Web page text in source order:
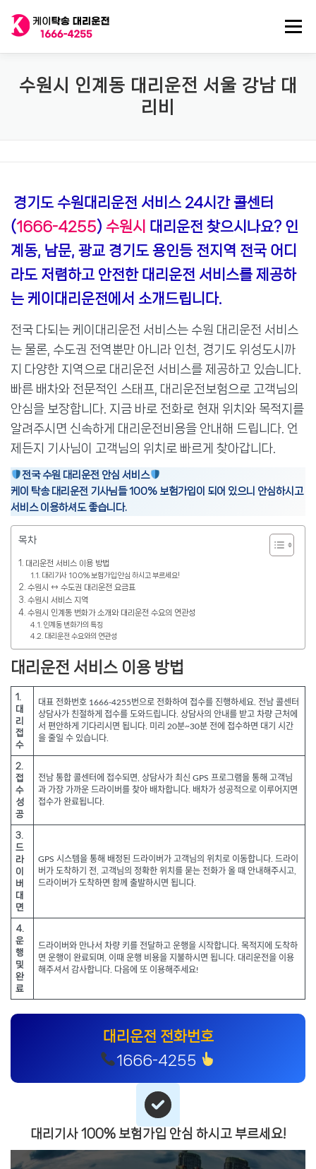
메뉴
전국 대리운전 법인대리운전 전국 탁송기사
수원시 인계동 대리운전 서울 강남 대
리비
경기도 수원대리운전 서비스 24시간 콜센터
(1666-4255) 수원시 대리운전 찾으시나요? 인
계동, 남문, 광교 경기도 용인등 전지역 전국 어디
라도 저렴하고 안전한 대리운전 서비스를 제공하
는 케이대리운전에서 소개드립니다.
전국 다되는 케이대리운전 서비스는 수원 대리운전 서비스
는 물론, 수도권 전역뿐만 아니라 인천, 경기도 위성도시까
지 다양한 지역으로 대리운전 서비스를 제공하고 있습니다.
빠른 배차와 전문적인 스태프, 대리운전보험으로 고객님의
안심을 보장합니다. 지금 바로 전화로 현재 위치와 목적지를
알려주시면 신속하게 대리운전비용을 안내해 드립니다. 언
제든지 기사님이 고객님의 위치로 빠르게 찾아갑니다.
전국 수원 대리운전 안심 서비스
케이 탁송 대리운전 기사님들 100% 보험가입이 되어 있으니 안심하시고
서비스 이용하셔도 좋습니다.
목차
대리운전 서비스 이용 방법
대리기사 100% 보험가입 안심 하시고 부르세요!
수원시 ↔ 수도권 대리운전 요금표
수원시 서비스 지역
수원시 인계동 번화가 소개와 대리운전 수요의 연관성
인계동 번화가의 특징
대리운전 수요와의 연관성
대리운전 서비스 이용 방법
1.
대
리
접
수
대표 전화번호 1666-4255번으로 전화하여 접수를 진행하세요. 전남 콜센터
상담사가 친절하게 접수를 도와드립니다. 상담사의 안내를 받고 차량 근처에
서 편안하게 기다리시면 됩니다. 미리 20분~30분 전에 접수하면 대기 시간
을 줄일 수 있습니다.
2.
접
수
성
공
전남 통합 콜센터에 접수되면, 상담사가 최신 GPS 프로그램을 통해 고객님
과 가장 가까운 드라이버를 찾아 배차합니다. 배차가 성공적으로 이루어지면
접수가 완료됩니다.
3.
드
라
이
버
대
면
GPS 시스템을 통해 배정된 드라이버가 고객님의 위치로 이동합니다. 드라이
버가 도착하기 전, 고객님의 정확한 위치를 묻는 전화가 올 때 안내해주시고,
드라이버가 도착하면 함께 출발하시면 됩니다.
4.
운
행
및
완
료
드라이버와 만나서 차량 키를 전달하고 운행을 시작합니다. 목적지에 도착하
면 운행이 완료되며, 이때 운행 비용을 지불하시면 됩니다. 대리운전을 이용
해주셔서 감사합니다. 다음에 또 이용해주세요!
대리운전 전화번호
1666-4255
대리기사 100% 보험가입 안심 하시고 부르세요!